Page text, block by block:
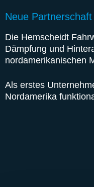
Neue
Die Hemscheidt
Dämpfung und
nordamerikanischen
Als erstes
Nordamerika